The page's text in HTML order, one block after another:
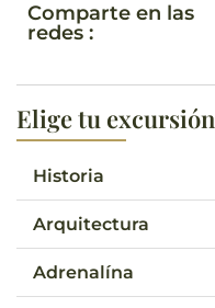
Comparte en las
redes :
Elige tu excursión
Historia
Arquitectura
Adrenalína